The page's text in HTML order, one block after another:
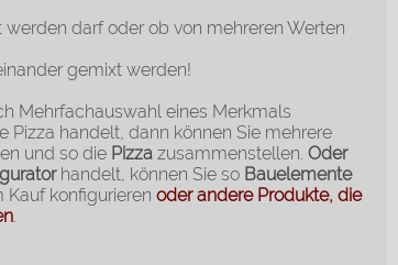
darf oder ob von mehreren Werten
gemixt werden!
Mehrfachauswahl eines Merkmals
Pizza handelt, dann können Sie mehrere
und so die Pizza zusammenstellen. Oder
handelt, können Sie so Bauelemente
Kauf konfigurieren oder andere Produkte, die
.